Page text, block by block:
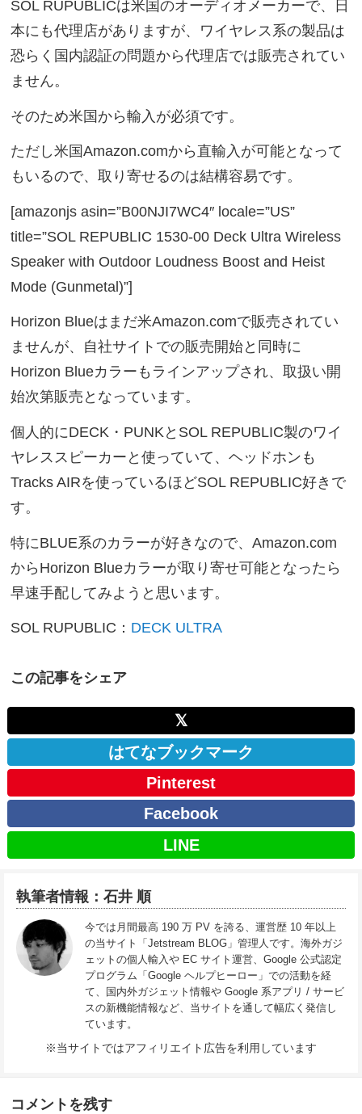
SOL RUPUBLICは米国のオーディオメーカーで、日
本にも代理店がありますが、ワイヤレス系の製品は
恐らく国内認証の問題から代理店では販売されてい
ません。
そのため米国から輸入が必須です。
ただし米国Amazon.comから直輸入が可能となって
もいるので、取り寄せるのは結構容易です。
[amazonjs asin=”B00NJI7WC4″ locale=”US”
title=”SOL REPUBLIC 1530-00 Deck Ultra Wireless
Speaker with Outdoor Loudness Boost and Heist
Mode (Gunmetal)”]
Horizon Blueはまだ米Amazon.comで販売されてい
ませんが、自社サイトでの販売開始と同時に
Horizon Blueカラーもラインアップされ、取扱い開
始次第販売となっています。
個人的にDECK・PUNKとSOL REPUBLIC製のワイ
ヤレススピーカーと使っていて、ヘッドホンも
Tracks AIRを使っているほどSOL REPUBLIC好きで
す。
特にBLUE系のカラーが好きなので、Amazon.com
からHorizon Blueカラーが取り寄せ可能となったら
早速手配してみようと思います。
SOL RUPUBLIC： DECK ULTRA
この記事をシェア
𝕏
はてなブックマーク
Pinterest
Facebook
LINE
執筆者情報：石井 順
今では月間最高 190 万 PV を誇る、運営歴 10 年以上
の当サイト「Jetstream BLOG」管理人です。海外ガジ
ェットの個人輸入や EC サイト運営、Google 公式認定
プログラム「Google ヘルプヒーロー」での活動を経
て、国内外ガジェット情報や Google 系アプリ / サービ
スの新機能情報など、当サイトを通して幅広く発信し
ています。
※当サイトではアフィリエイト広告を利用しています
コメントを残す